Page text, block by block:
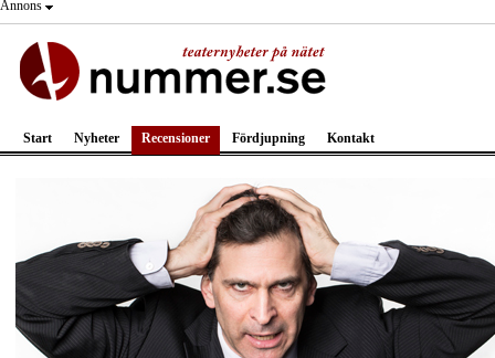
Annons
Start Nyheter Recensioner Fördjupning Kontakt